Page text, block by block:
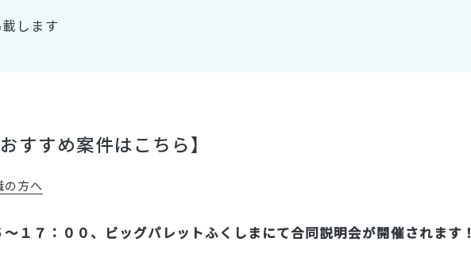
します
すめ案件はこちら】
の方へ
１７：００、ビッグパレットふくしまにて合同説明会が開催されます！